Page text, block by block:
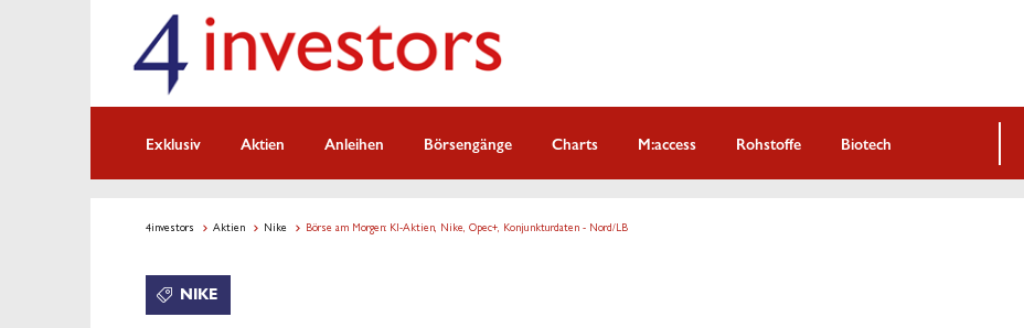
Exklusiv Aktien Anleihen Börsengänge Charts M:access Rohstoffe Biotech
4investors Aktien Nike Börse am Morgen: KI-Aktien, Nike, Opec+, Konjunkturdaten - Nord/LB
NIKE